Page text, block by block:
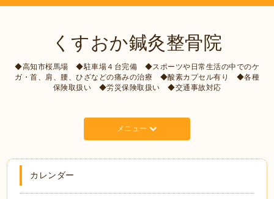
くすおか鍼灸整骨院
◆高知市桜馬場 ◆駐車場４台完備 ◆スポーツや日常生活の中でのケ
ガ・首、肩、腰、ひざなどの痛みの治療 ◆酸素カプセル有り ◆各種
保険取扱い ◆労災保険取扱い ◆交通事故対応
メニュー
カレンダー